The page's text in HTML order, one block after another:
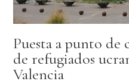
Puesta a punto de
de refugiados
Valencia